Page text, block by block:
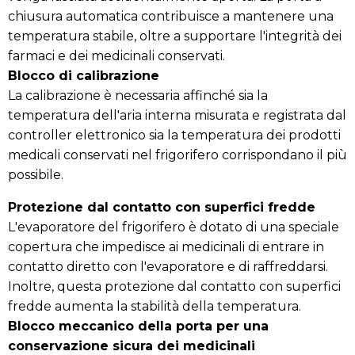
chiusura automatica contribuisce a mantenere una
temperatura stabile, oltre a supportare l'integrità dei
farmaci e dei medicinali conservati.
Blocco di calibrazione
La calibrazione è necessaria affinché sia ​​la
temperatura dell'aria interna misurata e registrata dal
controller elettronico sia la temperatura dei prodotti
medicali conservati nel frigorifero corrispondano il più
possibile.
Protezione dal contatto con superfici fredde
L'evaporatore del frigorifero è dotato di una speciale
copertura che impedisce ai medicinali di entrare in
contatto diretto con l'evaporatore e di raffreddarsi.
Inoltre, questa protezione dal contatto con superfici
fredde aumenta la stabilità della temperatura.
Blocco meccanico della porta per una
conservazione sicura dei medicinali